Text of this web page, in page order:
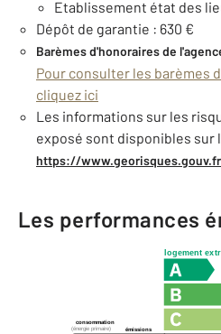
Etablissement état des
Dépôt de garantie : 630 €
Barèmes d'honoraires de
Pour consulter les barèmes
cliquez ici
Les informations sur les
exposé sont disponibles sur
https://
Les performances
logement
consommation
émissions
(énergie primaire)